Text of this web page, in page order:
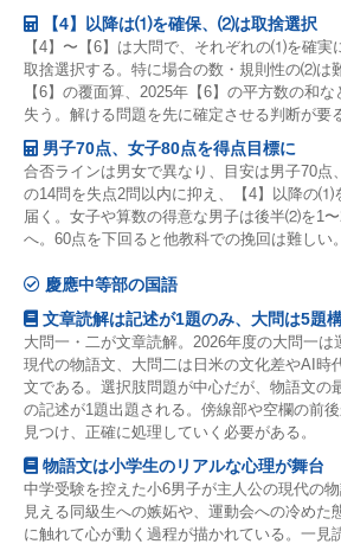
【4】以降は⑴を確保、⑵は取捨選択
【4】〜【6】は大問で、それぞれの⑴を確
取捨選択する。特に場合の数・規則性の⑵は
【6】の覆面算、2025年【6】の平方数の和
失う。解ける問題を先に確定させる判断が要
男子70点、女子80点を得点目標に
合否ラインは男女で異なり、目安は男子70点
の14問を失点2問以内に抑え、【4】以降の⑴
届く。女子や算数の得意な男子は後半⑵を1
へ。60点を下回ると他教科での挽回は難しい。
慶應中等部の国語
文章読解は記述が1題のみ、大問は5題
大問一・二が文章読解。2026年度の大問一は
現代の物語文、大問二は日米の文化差やAI時
文である。選択肢問題が中心だが、物語文の
の記述が1題出題される。傍線部や空欄の前
見つけ、正確に処理していく必要がある。
物語文は小学生のリアルな心理が舞台
中学受験を控えた小6男子が主人公の現代の
見える同級生への嫉妬や、運動会への冷めた
に触れて心が動く過程が描かれている。一見